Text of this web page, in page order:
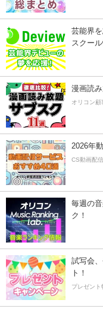
芸能界
スクー
漫画読
オリコン
2026年
CS動画配
毎週の
ク！
試写会
ト！
プレゼント